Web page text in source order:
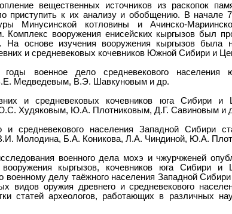
вещественных источников из раскопок
приступить к их анализу и обобщению. В начале
Минусинской котловины и Ачинско-
вооружения енисейских кыргызов был
основе изучения вооружения кыргызов была
и средневековых кочевников Южной Сибири и
военное дело средневекового населения
Медведевым, В.Э. Шавкуновым и др.
и средневековых кочевников юга Сибири и
Худяковым, Ю.А. Плотниковым, Д.Г. Савиновым и
и средневекового населения Западной Сибири
Молодина, Б.А. Коникова, Л.А. Чиндиной, Ю.А.
военного дела мохэ и чжурчженей
кыргызов, кочевников юга Сибири
военному делу таёжного населения Западной
видов оружия древнего и средневекового
статей археологов, работающих в различных